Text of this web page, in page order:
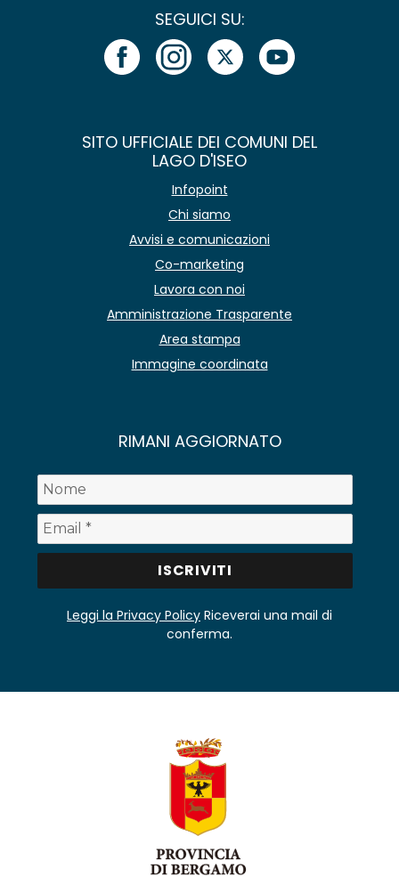
SEGUICI SU:
SITO UFFICIALE DEI COMUNI DEL
LAGO D'ISEO
Infopoint
Chi siamo
Avvisi e comunicazioni
Co-marketing
Lavora con noi
Amministrazione Trasparente
Area stampa
Immagine coordinata
RIMANI AGGIORNATO
Leggi la Privacy Policy Riceverai una mail di
conferma.